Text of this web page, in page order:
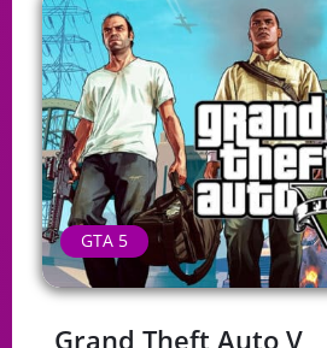
GTA 5
Grand Theft Auto V